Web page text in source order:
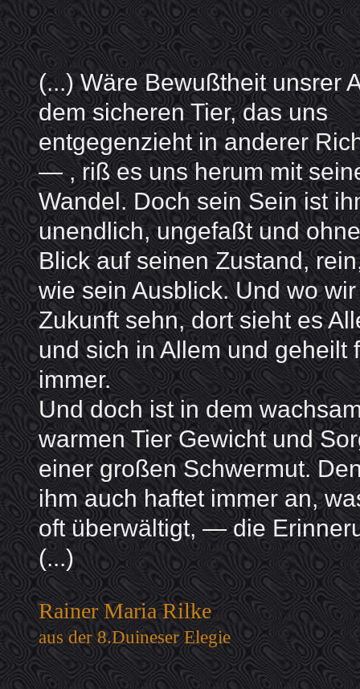
(...) Wäre Bewußtheit unsrer
dem sicheren Tier, das uns
entgegenzieht in anderer
— , riß es uns herum mit
Wandel. Doch sein Sein ist
unendlich, ungefaßt und ohne
Blick auf seinen Zustand,
wie sein Ausblick. Und wo wir
Zukunft sehn, dort sieht es
und sich in Allem und geheilt
immer.
Und doch ist in dem
warmen Tier Gewicht und
einer großen Schwermut.
ihm auch haftet immer an,
oft überwältigt, — die
(...)
Rainer Maria Rilke
aus der 8.Duineser Elegie